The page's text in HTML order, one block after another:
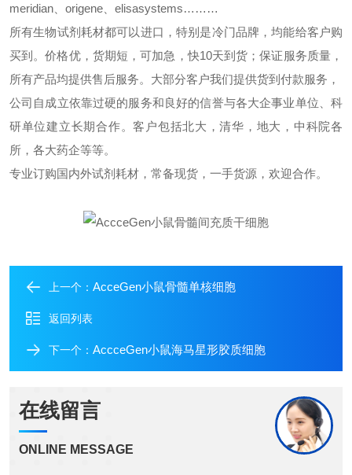
meridian
origene
elisasystems………
所有生物试剂耗材都可以进口，特别是冷门品牌，均能给客户购
买到。价格优，货期短，可加急，快10天到货；保证服务质量，
所有产品均提供售后服务。大部分客户我们提供货到付款服务，
公司自成立依靠过硬的服务和良好的信誉与各大企事业单位、科
研单位建立长期合作。客户包括北大，清华，地大，中科院各
所，各大药企等等。
专业订购国内外试剂耗材，常备现货，一手货源，欢迎合作。
上一个： AcceGen小鼠骨髓单核细胞
返回列表
下一个： AccceGen小鼠海马星形胶质细胞
在线留言
ONLINE MESSAGE